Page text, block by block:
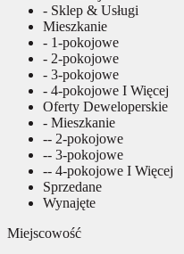
- Sklep & Usługi
Mieszkanie
- 1-pokojowe
- 2-pokojowe
- 3-pokojowe
- 4-pokojowe I Więcej
Oferty Deweloperskie
- Mieszkanie
-- 2-pokojowe
-- 3-pokojowe
-- 4-pokojowe I Więcej
Sprzedane
Wynajęte
Miejscowość